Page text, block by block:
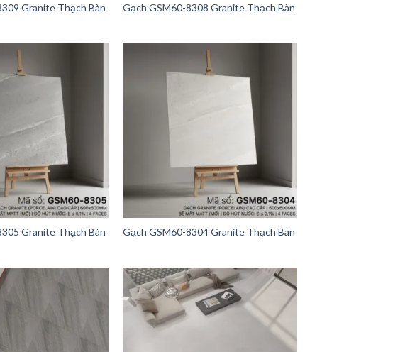
Granite Thạch Bàn Gạch GSM60-8308 Granite Thạch Bàn
Granite Thạch Bàn Gạch GSM60-8304 Granite Thạch Bàn